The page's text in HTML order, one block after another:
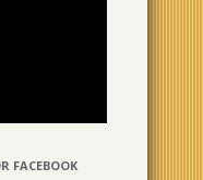
FACEBOOK